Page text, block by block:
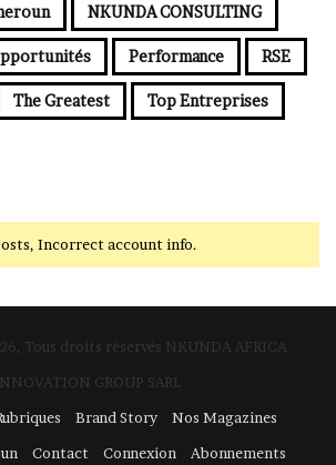
NKUNDA CONSULTING
Performance RSE
The Greatest Top Entreprises
Incorrect account info.
Tous droits réservés NKUNDA AFRICA
GROUP SARL
Brand Story
Nos Magazines
Contact Connexion Abonnements